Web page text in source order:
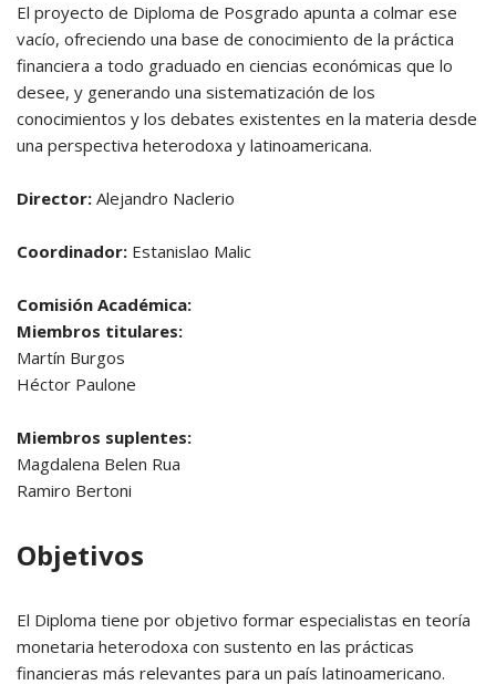
El proyecto de Diploma de Posgrado apunta a colmar ese
vacío, ofreciendo una base de conocimiento de la práctica
financiera a todo graduado en ciencias económicas que lo
desee, y generando una sistematización de los
conocimientos y los debates existentes en la materia desde
una perspectiva heterodoxa y latinoamericana.
Director: Alejandro Naclerio
Coordinador: Estanislao Malic
Comisión Académica:
Miembros titulares:
Martín Burgos
Héctor Paulone
Miembros suplentes:
Magdalena Belen Rua
Ramiro Bertoni
Objetivos
El Diploma tiene por objetivo formar especialistas en teoría
monetaria heterodoxa con sustento en las prácticas
financieras más relevantes para un país latinoamericano.